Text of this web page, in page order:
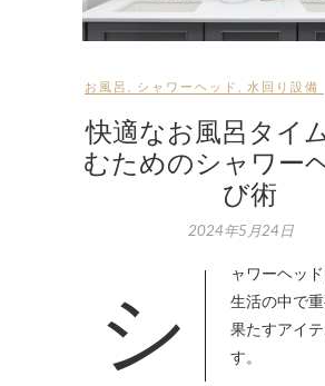
お風呂 シャワーヘッド 水回り設備
快適なお風呂タイ
むためのシャワー
び術
2024年5月24日
シャワーヘッドは、日々の
生活の中で
果たすアイ
す。